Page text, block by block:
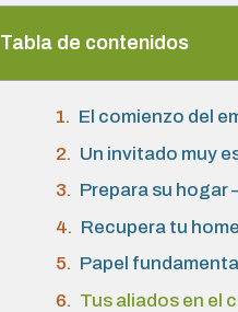
Tabla de contenidos
El comienzo del
Un invitado muy
Prepara su hogar
Recupera tu
Papel
Tus aliados en el